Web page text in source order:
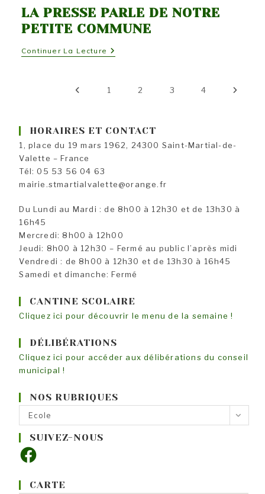
LA PRESSE PARLE DE NOTRE
PETITE COMMUNE
Continuer La Lecture La
Presse
Notre
Go to the previous page
1 2 3 4 Aller à
HORAIRES ET CONTACT
1, place du 19 mars 1962, 24300 Saint-Martial-de-
Valette – France
Tél: 05 53 56 04 63
mairie.stmartialvalette@orange.fr
Du Lundi au Mardi : de 8h00 à 12h30 et de 13h30 à
16h45
Mercredi: 8h00 à 12h00
Jeudi: 8h00 à 12h30 – Fermé au public l’après midi
Vendredi : de 8h00 à 12h30 et de 13h30 à 16h45
Samedi et dimanche: Fermé
CANTINE SCOLAIRE
Cliquez ici pour découvrir le menu de la semaine !
DÉLIBÉRATIONS
Cliquez ici pour accéder aux délibérations du conseil
municipal !
NOS RUBRIQUES
Nos
rubriques
Ecole
SUIVEZ-NOUS
Facebook
CARTE